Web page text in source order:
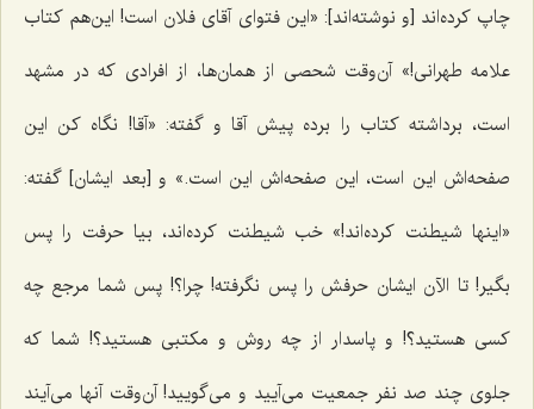
چاپ کرده‌اند [و نوشته‌اند]: «این فتوای آقای فلان است! این‌هم کتاب
علامه طهرانی!» آن‌وقت شحصی از همان‌ها، از افرادی که در مشهد
است، برداشته کتاب را برده پیش آقا و گفته: «آقا! نگاه کن این
صفحه‌اش این است، این صفحه‌اش این است.» و [بعد ایشان] گفته:
«اینها شیطنت کرده‌اند!» خب شیطنت کرده‌اند، بیا حرفت را پس
بگیر! تا الآن ایشان حرفش را پس نگرفته! چرا؟! پس شما مرجع چه
کسی هستید؟! و پاسدار از چه روش و مکتبی هستید؟! شما که
جلوی چند صد نفر جمعیت می‌آیید و می‌گویید! آن‌وقت آنها می‌آیند